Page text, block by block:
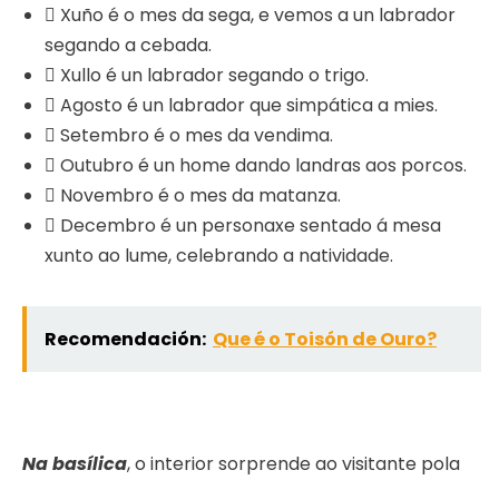
 Xuño é o mes da sega, e vemos a un labrador
segando a cebada.
 Xullo é un labrador segando o trigo.
 Agosto é un labrador que simpática a mies.
 Setembro é o mes da vendima.
 Outubro é un home dando landras aos porcos.
 Novembro é o mes da matanza.
 Decembro é un personaxe sentado á mesa
xunto ao lume, celebrando a natividade.
Recomendación: Que é o Toisón de Ouro?
Na basílica, o interior sorprende ao visitante pola